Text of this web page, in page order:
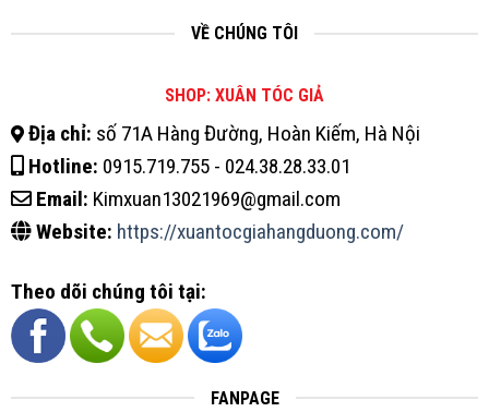
VỀ CHÚNG TÔI
SHOP: XUÂN TÓC GIẢ
Địa chỉ: số 71A Hàng Đường, Hoàn Kiếm, Hà Nội
Hotline: 0915.719.755 - 024.38.28.33.01
Email: Kimxuan13021969@gmail.com
Website: https://xuantocgiahangduong.com/
Theo dõi chúng tôi tại:
FANPAGE